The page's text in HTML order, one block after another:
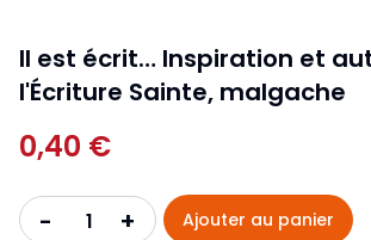
Il est écrit… Inspiration et
l'Écriture Sainte, malgache
0,40 €
- + Ajouter au panier